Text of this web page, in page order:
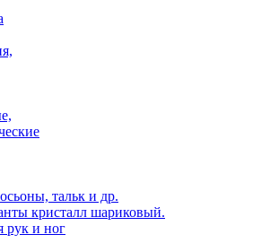
тальк и др.
кристалл шариковый.
рук и ног